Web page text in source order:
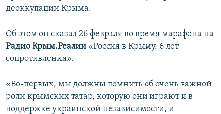
ПРОПАВШИЕ БЕЗ ВЕСТИ
ПОБЕДИТЕЛЕЙ НЕ СУДЯТ?
КРЫМ.НЕПОКОРЕННЫЙ
УКРАИНСКАЯ ПРОБЛЕМА КРЫМА
Qırımtatar
ПРИСОЕДИНЯЙТЕСЬ!
Все сайты RFE/RL
деоккупации Крыма.
Об этом он сказал 26 февраля во время марафона на
Радио Крым.Реалии «Россия в Крыму. 6 лет
сопротивления».
«Во-первых, мы должны помнить об очень важной
роли крымских татар, которую они играют и в
поддержке украинской независимости, и